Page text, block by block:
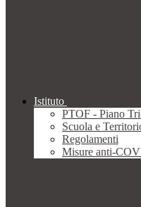
Istituto
PTOF - Piano
Scuola e
Regolamenti
Misure anti-